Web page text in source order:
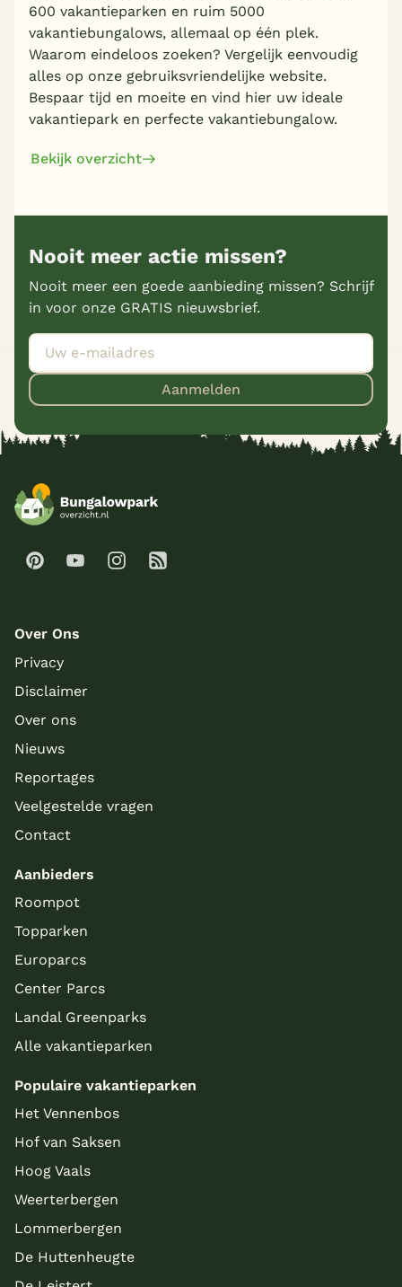
600 vakantieparken en ruim 5000
vakantiebungalows, allemaal op één plek.
Waarom eindeloos zoeken? Vergelijk eenvoudig
alles op onze gebruiksvriendelijke website.
Bespaar tijd en moeite en vind hier uw ideale
vakantiepark en perfecte vakantiebungalow.
Bekijk overzicht
Nooit meer actie missen?
Nooit meer een goede aanbieding missen? Schrijf
in voor onze GRATIS nieuwsbrief.
Aanmelden
Over Ons
Privacy
Disclaimer
Over ons
Nieuws
Reportages
Veelgestelde vragen
Contact
Aanbieders
Roompot
Topparken
Europarcs
Center Parcs
Landal Greenparks
Alle vakantieparken
Populaire vakantieparken
Het Vennenbos
Hof van Saksen
Hoog Vaals
Weerterbergen
Lommerbergen
De Huttenheugte